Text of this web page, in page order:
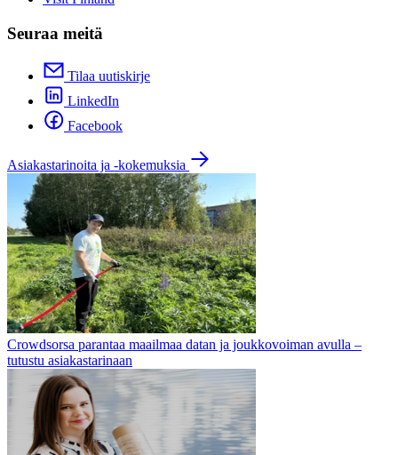
Seuraa meitä
Tilaa uutiskirje
LinkedIn
Facebook
Asiakastarinoita ja -kokemuksia
Crowdsorsa parantaa maailmaa datan ja joukkovoiman avulla –
tutustu asiakastarinaan